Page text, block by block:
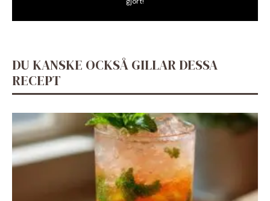
DU KANSKE OCKSÅ GILLAR DESSA
RECEPT